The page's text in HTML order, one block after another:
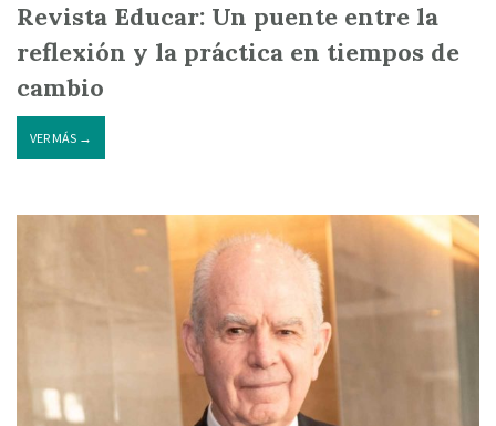
Revista Educar: Un puente entre la
reflexión y la práctica en tiempos de
cambio
VER MÁS →